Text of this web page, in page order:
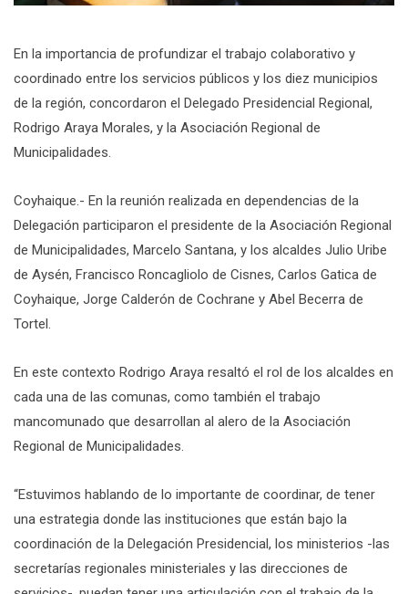
En la importancia de profundizar el trabajo colaborativo y
coordinado entre los servicios públicos y los diez municipios
de la región, concordaron el Delegado Presidencial Regional,
Rodrigo Araya Morales, y la Asociación Regional de
Municipalidades.
Coyhaique.- En la reunión realizada en dependencias de la
Delegación participaron el presidente de la Asociación Regional
de Municipalidades, Marcelo Santana, y los alcaldes Julio Uribe
de Aysén, Francisco Roncagliolo de Cisnes, Carlos Gatica de
Coyhaique, Jorge Calderón de Cochrane y Abel Becerra de
Tortel.
En este contexto Rodrigo Araya resaltó el rol de los alcaldes en
cada una de las comunas, como también el trabajo
mancomunado que desarrollan al alero de la Asociación
Regional de Municipalidades.
“Estuvimos hablando de lo importante de coordinar, de tener
una estrategia donde las instituciones que están bajo la
coordinación de la Delegación Presidencial, los ministerios -las
secretarías regionales ministeriales y las direcciones de